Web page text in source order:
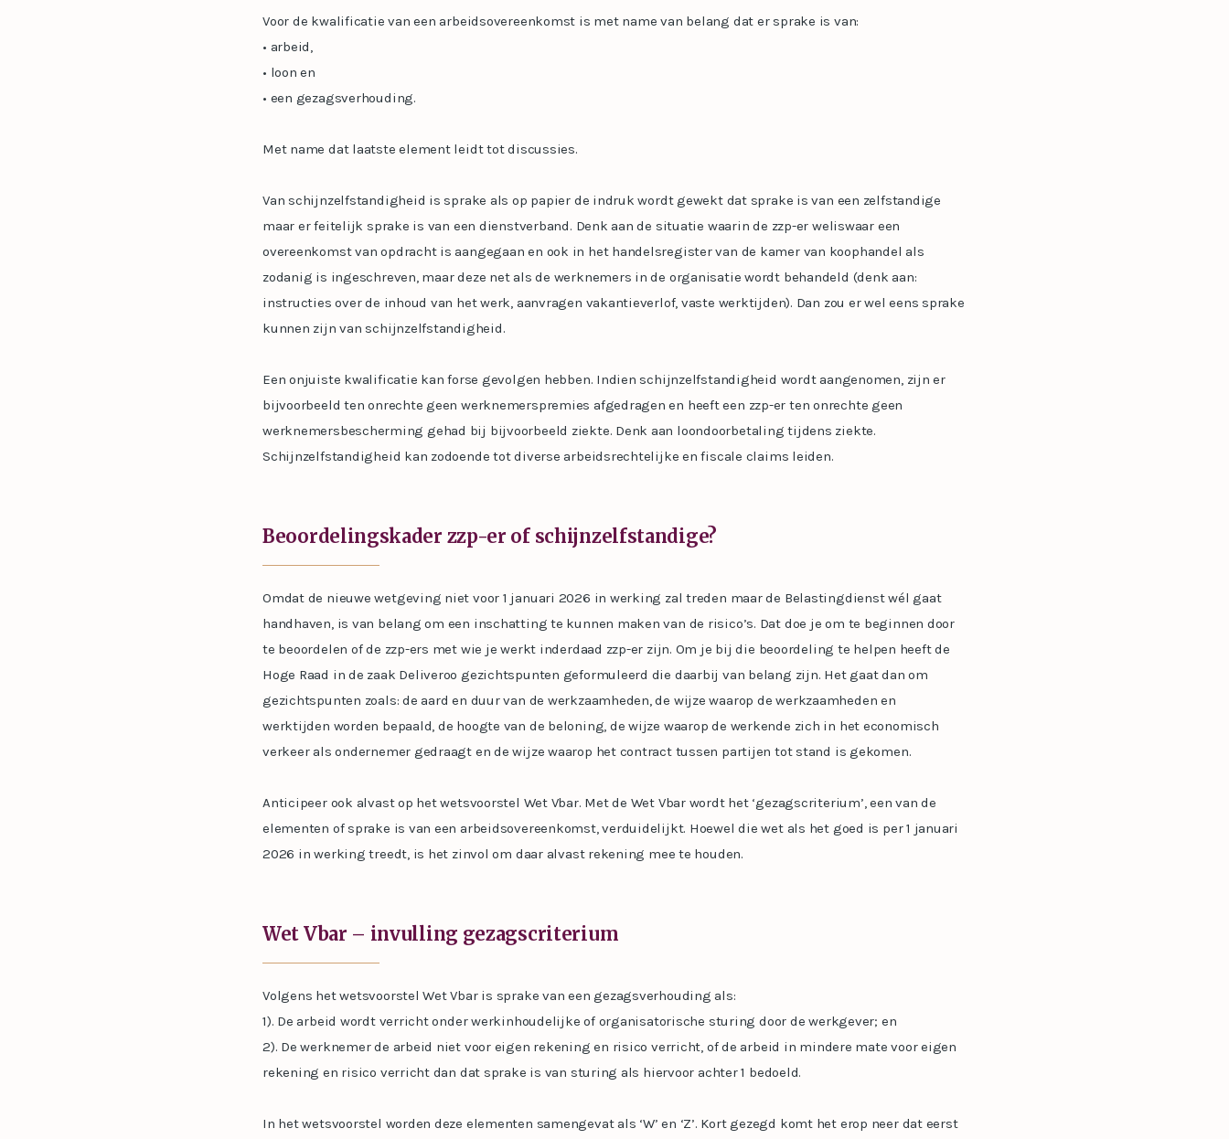
Voor de kwalificatie van een arbeidsovereenkomst is met name van belang dat er sprake is van:
• arbeid,
• loon en
• een gezagsverhouding.
Met name dat laatste element leidt tot discussies.
Van schijnzelfstandigheid is sprake als op papier de indruk wordt gewekt dat sprake is van een zelfstandige
maar er feitelijk sprake is van een dienstverband. Denk aan de situatie waarin de zzp-er weliswaar een
overeenkomst van opdracht is aangegaan en ook in het handelsregister van de kamer van koophandel als
zodanig is ingeschreven, maar deze net als de werknemers in de organisatie wordt behandeld (denk aan:
instructies over de inhoud van het werk, aanvragen vakantieverlof, vaste werktijden). Dan zou er wel eens sprake
kunnen zijn van schijnzelfstandigheid.
Een onjuiste kwalificatie kan forse gevolgen hebben. Indien schijnzelfstandigheid wordt aangenomen, zijn er
bijvoorbeeld ten onrechte geen werknemerspremies afgedragen en heeft een zzp-er ten onrechte geen
werknemersbescherming gehad bij bijvoorbeeld ziekte. Denk aan loondoorbetaling tijdens ziekte.
Schijnzelfstandigheid kan zodoende tot diverse arbeidsrechtelijke en fiscale claims leiden.
Beoordelingskader zzp-er of schijnzelfstandige?
Omdat de nieuwe wetgeving niet voor 1 januari 2026 in werking zal treden maar de Belastingdienst wél gaat
handhaven, is van belang om een inschatting te kunnen maken van de risico’s. Dat doe je om te beginnen door
te beoordelen of de zzp-ers met wie je werkt inderdaad zzp-er zijn. Om je bij die beoordeling te helpen heeft de
Hoge Raad in de zaak Deliveroo gezichtspunten geformuleerd die daarbij van belang zijn. Het gaat dan om
gezichtspunten zoals: de aard en duur van de werkzaamheden, de wijze waarop de werkzaamheden en
werktijden worden bepaald, de hoogte van de beloning, de wijze waarop de werkende zich in het economisch
verkeer als ondernemer gedraagt en de wijze waarop het contract tussen partijen tot stand is gekomen.
Anticipeer ook alvast op het wetsvoorstel Wet Vbar. Met de Wet Vbar wordt het ‘gezagscriterium’, een van de
elementen of sprake is van een arbeidsovereenkomst, verduidelijkt. Hoewel die wet als het goed is per 1 januari
2026 in werking treedt, is het zinvol om daar alvast rekening mee te houden.
Wet Vbar – invulling gezagscriterium
Volgens het wetsvoorstel Wet Vbar is sprake van een gezagsverhouding als:
1). De arbeid wordt verricht onder werkinhoudelijke of organisatorische sturing door de werkgever; en
2). De werknemer de arbeid niet voor eigen rekening en risico verricht, of de arbeid in mindere mate voor eigen
rekening en risico verricht dan dat sprake is van sturing als hiervoor achter 1 bedoeld.
In het wetsvoorstel worden deze elementen samengevat als ‘W’ en ‘Z’. Kort gezegd komt het erop neer dat eerst